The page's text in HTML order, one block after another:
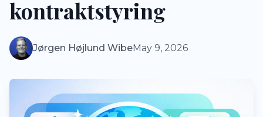
kontraktstyring
Jørgen Højlund WibeMay 9, 2026